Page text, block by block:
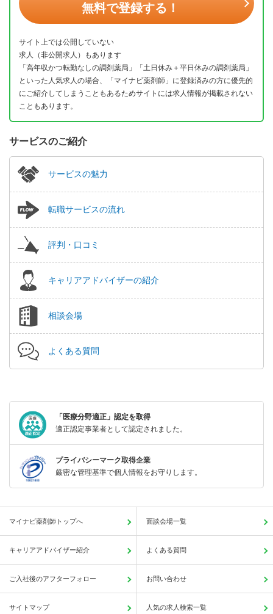
無料で登録する！
サイト上では公開していない
求人（非公開求人）もあります
「高年収かつ転勤なしの調剤薬局」「土日休み＋平日休みの調剤薬局」
といった人気求人の場合、「マイナビ薬剤師」に登録済みの方に優先的
にご紹介してしまうこともあるためサイトには求人情報が掲載されない
こともあります。
サービスのご紹介
サービスの魅力
転職サービスの流れ
評判・口コミ
キャリアアドバイザーの紹介
相談会場
よくある質問
「医療分野適正」認定を取得
適正認定事業者として認定されました。
プライバシーマーク取得企業
厳密な管理基準で個人情報をお守りします。
マイナビ薬剤師トップへ 面談会場一覧
キャリアアドバイザー紹介 よくある質問
ご入社後のアフターフォロー お問い合わせ
サイトマップ 人気の求人検索一覧